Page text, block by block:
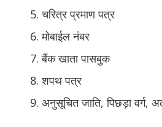
चरित्र प्रमाण पत्र
मोबाईल नंबर
बैंक खाता पासबुक
शपथ पत्र
अनुसूचित जाति, पिछड़ा वर्ग,